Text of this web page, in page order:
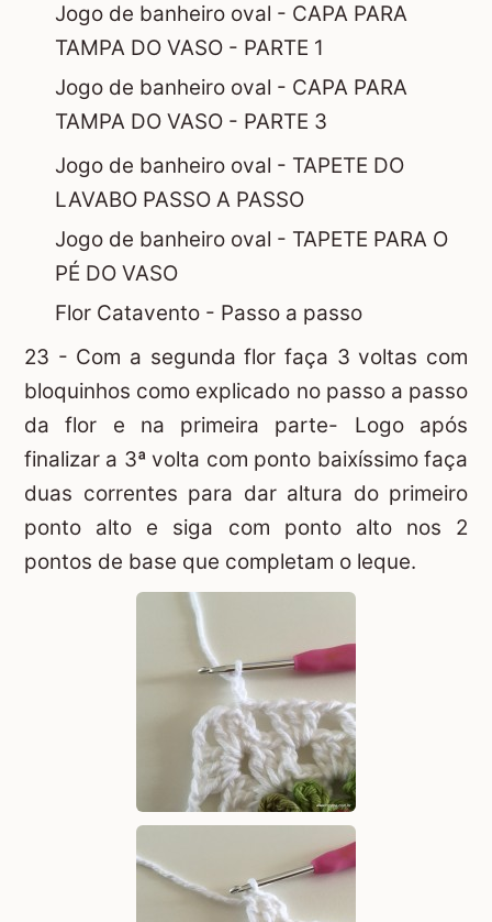
Jogo de banheiro oval - CAPA PARA
TAMPA DO VASO - PARTE 1
Jogo de banheiro oval - CAPA PARA
TAMPA DO VASO - PARTE 3
Jogo de banheiro oval - TAPETE DO
LAVABO PASSO A PASSO
Jogo de banheiro oval - TAPETE PARA O
PÉ DO VASO
Flor Catavento - Passo a passo
23 - Com a segunda flor faça 3 voltas com
bloquinhos como explicado no passo a passo
da flor e na primeira parte- Logo após
finalizar a 3ª volta com ponto baixíssimo faça
duas correntes para dar altura do primeiro
ponto alto e siga com ponto alto nos 2
pontos de base que completam o leque.